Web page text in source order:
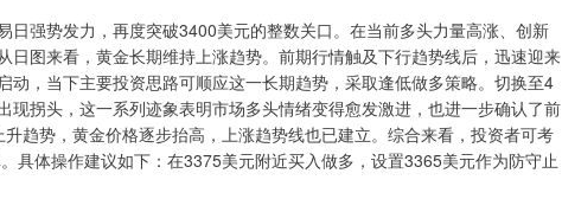
强势发力，再度突破3400美元的整数关口。在当前多头力量高涨、创新
图来看，黄金长期维持上涨趋势。前期行情触及下行趋势线后，迅速迎来
，当下主要投资思路可顺应这一长期趋势，采取逢低做多策略。切换至4
拐头，这一系列迹象表明市场多头情绪变得愈发激进，也进一步确认了前
趋势，黄金价格逐步抬高，上涨趋势线也已建立。综合来看，投资者可考
具体操作建议如下：在3375美元附近买入做多，设置3365美元作为防守止